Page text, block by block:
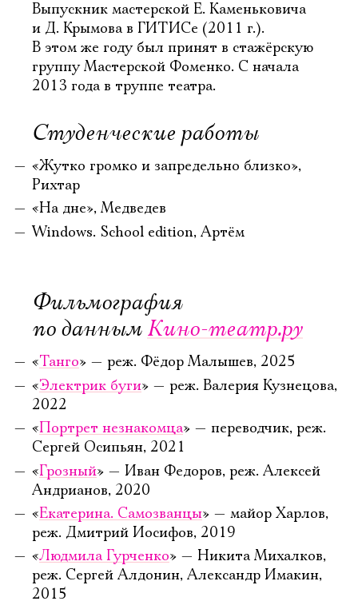
Выпускник мастерской Е. Каменьковича
и Д. Крымова в ГИТИСе (2011 г.).
В этом же году был принят в стажёрскую
группу Мастерской Фоменко. С начала
2013 года в труппе театра.
Студенческие работы
«Жутко громко и запредельно близко»,
Рихтар
«На дне», Медведев
Windows. School edition, Артём
Фильмография
по даннымКино-театр.ру
«Танго» — реж. Фёдор Малышев, 2025
«Электрик буги» — реж. Валерия Кузнецова,
2022
«Портрет незнакомца» — переводчик, реж.
Сергей Осипьян, 2021
«Грозный» — Иван Федоров, реж. Алексей
Андрианов, 2020
«Екатерина. Самозванцы» — майор Харлов,
реж. Дмитрий Иосифов, 2019
«Людмила Гурченко» — Никита Михалков,
реж. Сергей Алдонин, Александр Имакин,
2015